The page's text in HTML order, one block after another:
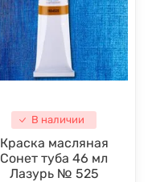
В наличии
Краска масляная
Сонет туба 46 мл
Лазурь № 525